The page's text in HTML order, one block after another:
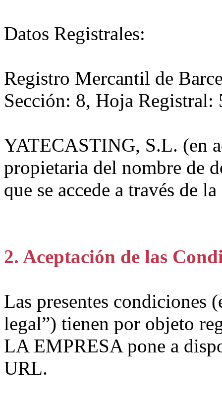
Datos Registrales:
Registro Mercantil de
Sección: 8, Hoja
YATECASTING, S.L. (en
propietaria del nombre de
que se accede a través de
2. Aceptación de las
Las presentes condiciones
legal”) tienen por objeto
LA EMPRESA pone a
URL.